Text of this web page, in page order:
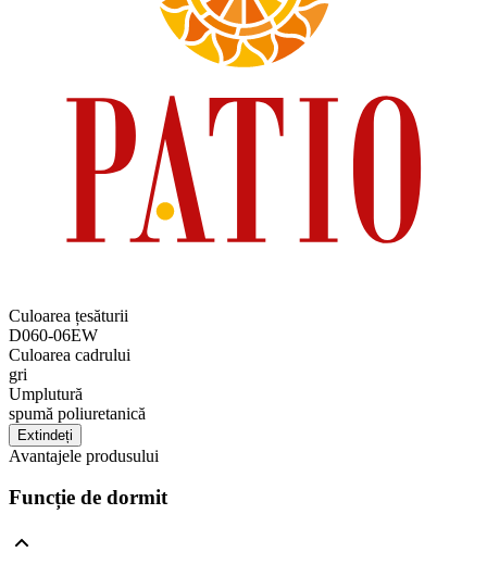
Culoarea țesăturii
D060-06EW
Culoarea cadrului
gri
Umplutură
spumă poliuretanică
Extindeți
Avantajele produsului
Funcție de dormit